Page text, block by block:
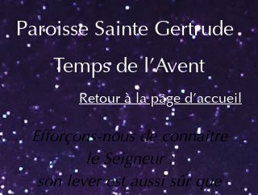
Paroisse Sainte Gertrude
Temps de l'Avent
Retour à la page d'accueil
Efforçons-nous de connaître
le Seigneur :
son lever est aussi sûr que